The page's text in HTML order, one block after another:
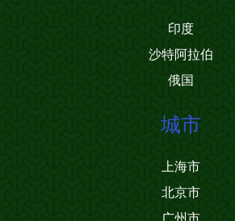
印度
沙特阿拉伯
俄国
城市
上海市
北京市